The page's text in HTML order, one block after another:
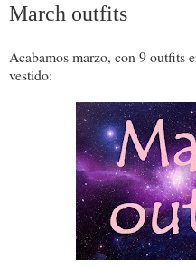
March outfits
Acabamos marzo, con 9 outfits
vestido: